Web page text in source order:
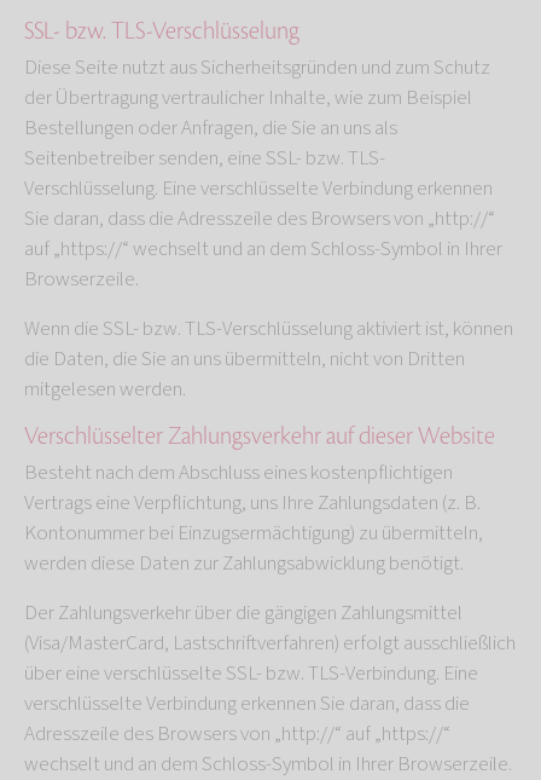
SSL- bzw. TLS-Verschlüsselung
Diese Seite nutzt aus Sicherheitsgründen und zum Schutz
der Übertragung vertraulicher Inhalte, wie zum Beispiel
Bestellungen oder Anfragen, die Sie an uns als
Seitenbetreiber senden, eine SSL- bzw. TLS-
Verschlüsselung. Eine verschlüsselte Verbindung erkennen
Sie daran, dass die Adresszeile des Browsers von „http://“
auf „https://“ wechselt und an dem Schloss-Symbol in Ihrer
Browserzeile.
Wenn die SSL- bzw. TLS-Verschlüsselung aktiviert ist, können
die Daten, die Sie an uns übermitteln, nicht von Dritten
mitgelesen werden.
Verschlüsselter Zahlungsverkehr auf dieser Website
Besteht nach dem Abschluss eines kostenpflichtigen
Vertrags eine Verpflichtung, uns Ihre Zahlungsdaten (z. B.
Kontonummer bei Einzugsermächtigung) zu übermitteln,
werden diese Daten zur Zahlungsabwicklung benötigt.
Der Zahlungsverkehr über die gängigen Zahlungsmittel
(Visa/MasterCard, Lastschriftverfahren) erfolgt ausschließlich
über eine verschlüsselte SSL- bzw. TLS-Verbindung. Eine
verschlüsselte Verbindung erkennen Sie daran, dass die
Adresszeile des Browsers von „http://“ auf „https://“
wechselt und an dem Schloss-Symbol in Ihrer Browserzeile.